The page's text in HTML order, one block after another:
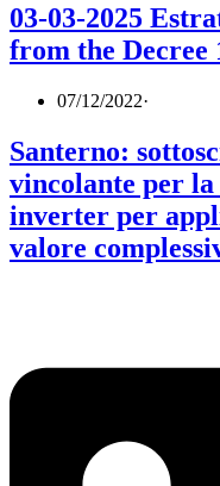
03-03-2025
from the Decree
07/12/2022·
Santerno:
vincolante per
inverter per
valore